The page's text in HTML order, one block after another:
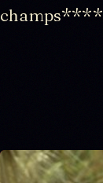
champs****